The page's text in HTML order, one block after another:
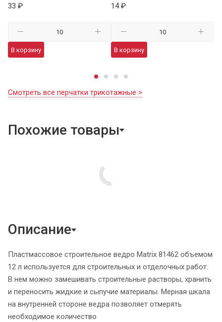
33 ₽
В корзину
14 ₽
В корзину
Смотреть все перчатки трикотажные >
Похожие товары
Описание
Пластмассовое строительное ведро Matrix 81462 объемом
12 л используется для строительных и отделочных работ.
В нем можно замешивать строительные растворы, хранить
и переносить жидкие и сыпучие материалы. Мерная шкала
на внутренней стороне ведра позволяет отмерять
необходимое количество